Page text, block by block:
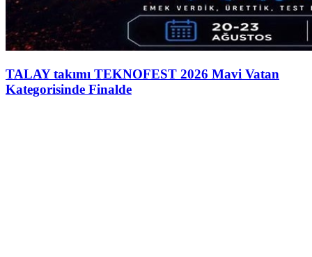
TALAY takımı TEKNOFEST 2026 Mavi Vatan
Kategorisinde Finalde